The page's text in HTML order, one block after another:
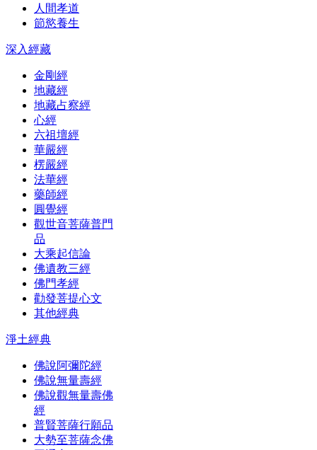
人間孝道
節慾養生
深入經藏
金剛經
地藏經
地藏占察經
心經
六祖壇經
華嚴經
楞嚴經
法華經
藥師經
圓覺經
觀世音菩薩普門
品
大乘起信論
佛遺教三經
佛門孝經
勸發菩提心文
其他經典
淨土經典
佛說阿彌陀經
佛說無量壽經
佛說觀無量壽佛
經
普賢菩薩行願品
大勢至菩薩念佛